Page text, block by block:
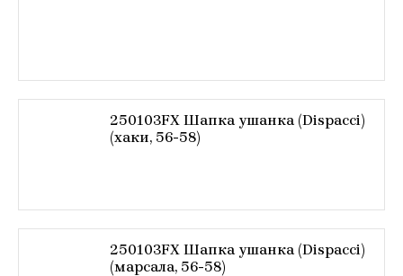
250103FX Шапка ушанка (Dispacci)
(хаки, 56-58)
250103FX Шапка ушанка (Dispacci)
(марсала, 56-58)